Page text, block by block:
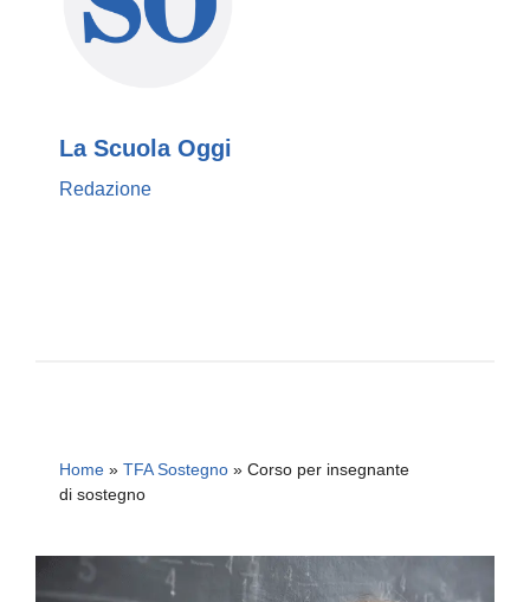
La Scuola Oggi
Redazione
Home » TFA Sostegno » Corso per insegnante
di sostegno